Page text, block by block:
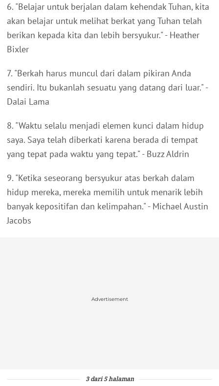
6. "Belajar untuk berjalan dalam kehendak Tuhan, kita
akan belajar untuk melihat berkat yang Tuhan telah
berikan kepada kita dan lebih bersyukur." - Heather
Bixler
7. "Berkah harus muncul dari dalam pikiran Anda
sendiri. Itu bukanlah sesuatu yang datang dari luar." -
Dalai Lama
8. "Waktu selalu menjadi elemen kunci dalam hidup
saya. Saya telah diberkati karena berada di tempat
yang tepat pada waktu yang tepat." - Buzz Aldrin
9. "Ketika seseorang bersyukur atas berkah dalam
hidup mereka, mereka memilih untuk menarik lebih
banyak kepositifan dan kelimpahan." - Michael Austin
Jacobs
Advertisement
3 dari 5 halaman